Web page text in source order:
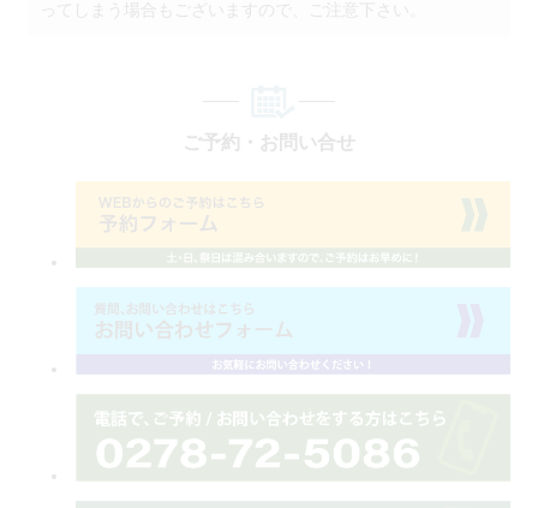
ってしまう場合もございますので、ご注意下さい。
ご予約・お問い合せ